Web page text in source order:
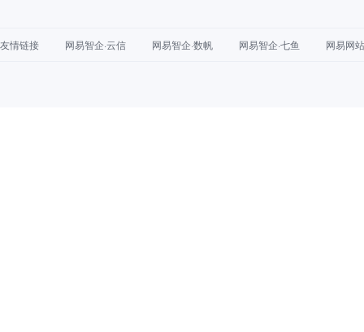
友情链接 网易智企·云信 网易智企·数帆 网易智企·七鱼 网易网